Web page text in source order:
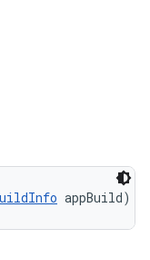
appBuild)